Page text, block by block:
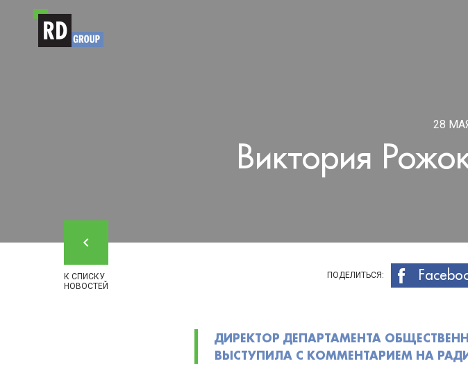
28
Виктория
К СПИСКУ
НОВОСТЕЙ
ПОДЕЛИТЬСЯ:
ДИРЕКТОР ДЕПАРТАМЕНТА
ВЫСТУПИЛА С КОММЕНТАРИЕМ НА